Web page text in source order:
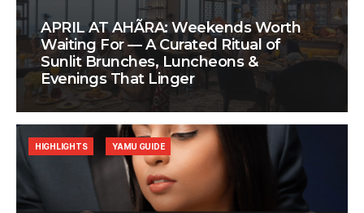
APRIL AT AHÃRA: Weekends Worth
Waiting For — A Curated Ritual of
Sunlit Brunches, Luncheons &
Evenings That Linger
HIGHLIGHTS YAMU GUIDE